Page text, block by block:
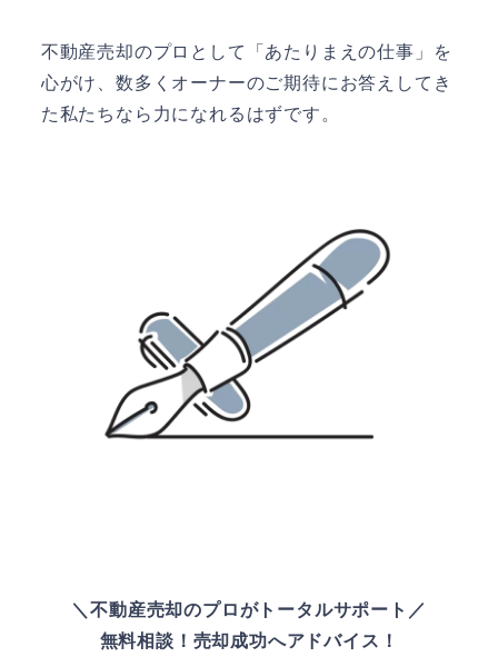
不動産売却のプロとして「あたりまえの仕事」を
心がけ、数多くオーナーのご期待にお答えしてき
た私たちなら力になれるはずです。
＼不動産売却のプロがトータルサポート／
無料相談！売却成功へアドバイス！